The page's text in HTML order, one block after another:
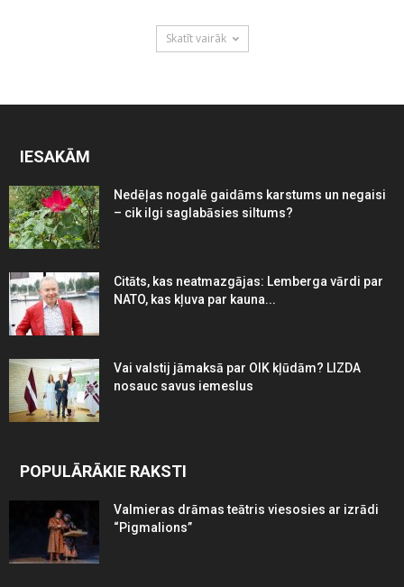
Skatīt vairāk
IESAKĀM
Nedēļas nogalē gaidāms karstums un negaisi
– cik ilgi saglabāsies siltums?
Citāts, kas neatmazgājas: Lemberga vārdi par
NATO, kas kļuva par kauna...
Vai valstij jāmaksā par OIK kļūdām? LIZDA
nosauc savus iemeslus
POPULĀRĀKIE RAKSTI
Valmieras drāmas teātris viesosies ar izrādi
“Pigmalions”